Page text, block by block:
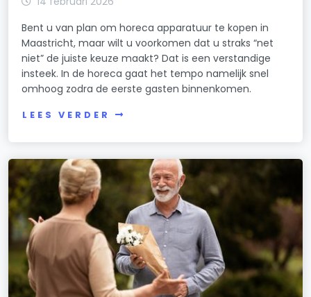
Bent u van plan om horeca apparatuur te kopen in
Maastricht, maar wilt u voorkomen dat u straks “net
niet” de juiste keuze maakt? Dat is een verstandige
insteek. In de horeca gaat het tempo namelijk snel
omhoog zodra de eerste gasten binnenkomen.
LEES VERDER